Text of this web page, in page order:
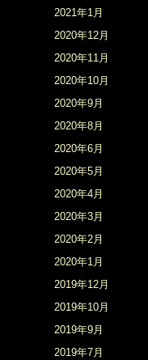
2021年1月
2020年12月
2020年11月
2020年10月
2020年9月
2020年8月
2020年6月
2020年5月
2020年4月
2020年3月
2020年2月
2020年1月
2019年12月
2019年10月
2019年9月
2019年7月